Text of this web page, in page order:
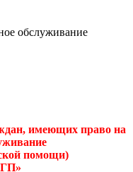
обслуживание
имеющих право на
помощи)